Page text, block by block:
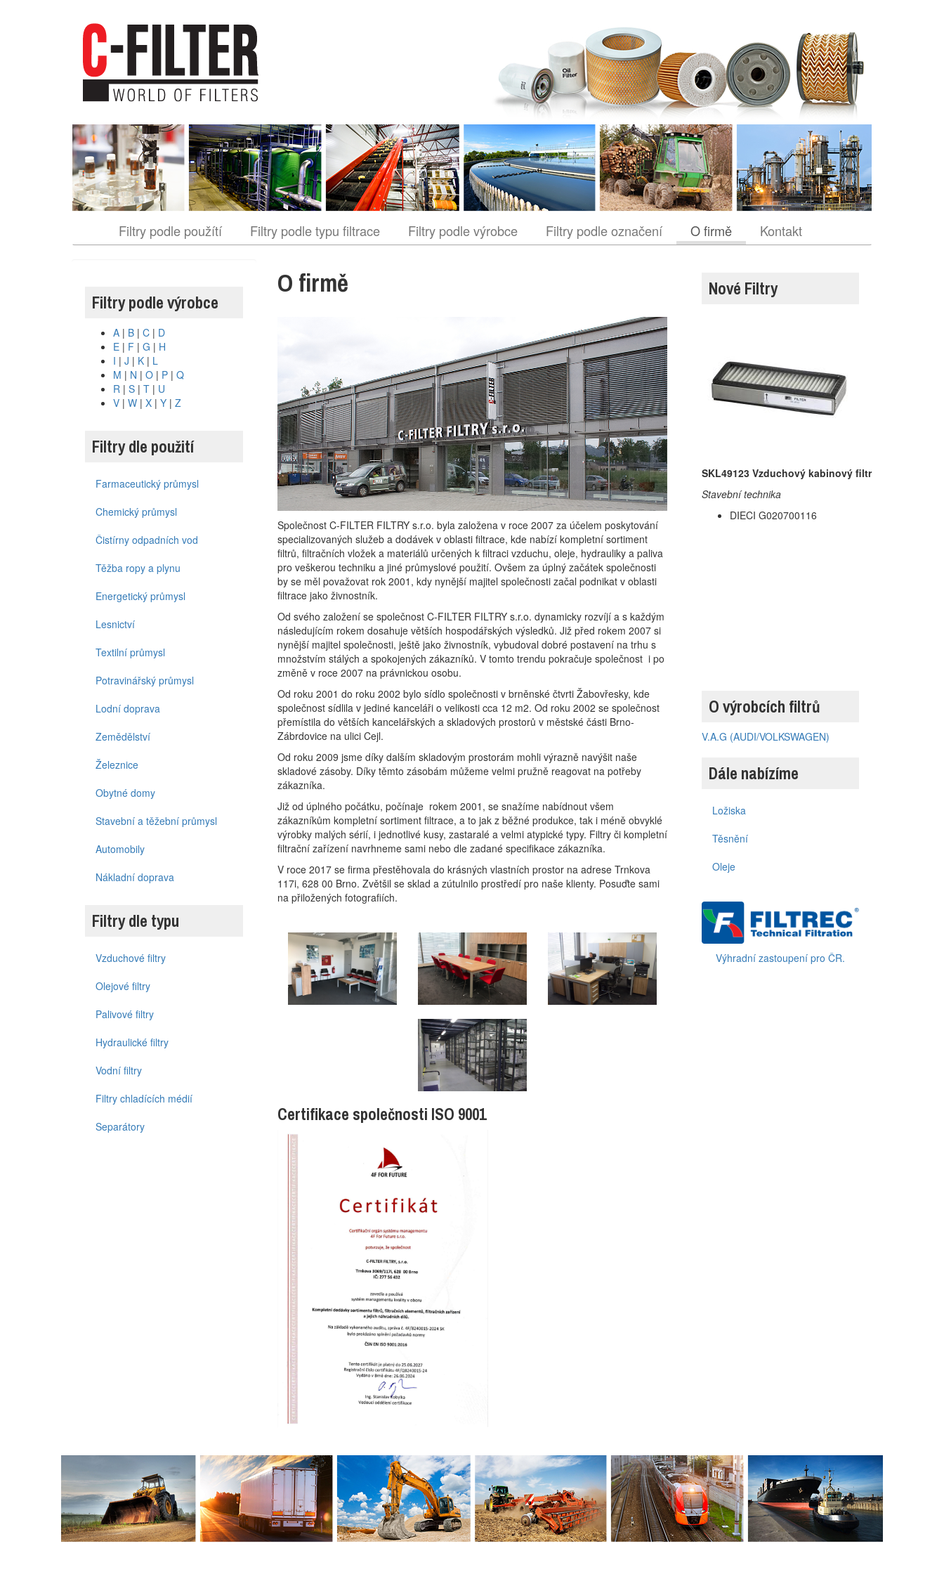
Filtry podle použítí Filtry podle typu filtrace Filtry podle výrobce Filtry podle označení O firmě Kontakt
Filtry podle výrobce
A | B | C | D
E | F | G | H
I | J | K | L
M | N | O | P | Q
R | S | T | U
V | W | X | Y | Z
Filtry dle použití
Farmaceutický průmysl
Chemický průmysl
Čistírny odpadních vod
Těžba ropy a plynu
Energetický průmysl
Lesnictví
Textilní průmysl
Potravinářský průmysl
Lodní doprava
Zemědělství
Železnice
Obytné domy
Stavební a těžební průmysl
Automobily
Nákladní doprava
Filtry dle typu
Vzduchové filtry
Olejové filtry
Palivové filtry
Hydraulické filtry
Vodní filtry
Filtry chladících médií
Separátory
O firmě
Společnost C-FILTER FILTRY s.r.o. byla založena v roce 2007 za účelem poskytování
specializovaných služeb a dodávek v oblasti filtrace, kde nabízí kompletní sortiment
filtrů, filtračních vložek a materiálů určených k filtraci vzduchu, oleje, hydrauliky a paliva
pro veškerou techniku a jiné průmyslové použití. Ovšem za úplný začátek společnosti
by se měl považovat rok 2001, kdy nynější majitel společnosti začal podnikat v oblasti
filtrace jako živnostník.
Od svého založení se společnost C-FILTER FILTRY s.r.o. dynamicky rozvíjí a s každým
následujícím rokem dosahuje větších hospodářských výsledků. Již před rokem 2007 si
nynější majitel společnosti, ještě jako živnostník, vybudoval dobré postavení na trhu s
množstvím stálých a spokojených zákazníků. V tomto trendu pokračuje společnost i po
změně v roce 2007 na právnickou osobu.
Od roku 2001 do roku 2002 bylo sídlo společnosti v brněnské čtvrti Žabovřesky, kde
společnost sídlila v jediné kanceláři o velikosti cca 12 m2. Od roku 2002 se společnost
přemístila do větších kancelářských a skladových prostorů v městské části Brno-
Zábrdovice na ulici Cejl.
Od roku 2009 jsme díky dalším skladovým prostorám mohli výrazně navýšit naše
skladové zásoby. Díky těmto zásobám můžeme velmi pružně reagovat na potřeby
zákazníka.
Již od úplného počátku, počínaje rokem 2001, se snažíme nabídnout všem
zákazníkům kompletní sortiment filtrace, a to jak z běžné produkce, tak i méně obvyklé
výrobky malých sérií, i jednotlivé kusy, zastaralé a velmi atypické typy. Filtry či kompletní
filtrační zařízení navrhneme sami nebo dle zadané specifikace zákazníka.
V roce 2017 se firma přestěhovala do krásných vlastních prostor na adrese Trnkova
117i, 628 00 Brno. Zvětšil se sklad a zútulnilo prostředí pro naše klienty. Posuďte sami
na přiložených fotografiích.
Certifikace společnosti ISO 9001
Nové Filtry
SKL49123 Vzduchový kabinový filtr
Stavební technika
DIECI G020700116
O výrobcích filtrů
V.A.G (AUDI/VOLKSWAGEN)
Dále nabízíme
Ložiska
Těsnění
Oleje
Výhradní zastoupení pro ČR.